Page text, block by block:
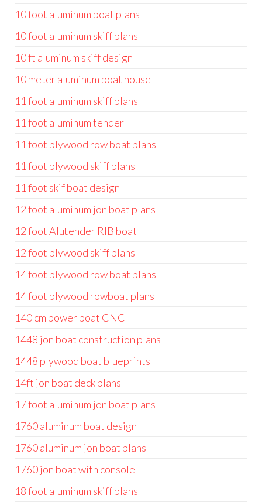
10 foot aluminum boat plans
10 foot aluminum skiff plans
10 ft aluminum skiff design
10 meter aluminum boat house
11 foot aluminum skiff plans
11 foot aluminum tender
11 foot plywood row boat plans
11 foot plywood skiff plans
11 foot skif boat design
12 foot aluminum jon boat plans
12 foot Alutender RIB boat
12 foot plywood skiff plans
14 foot plywood row boat plans
14 foot plywood rowboat plans
140 cm power boat CNC
1448 jon boat construction plans
1448 plywood boat blueprints
14ft jon boat deck plans
17 foot aluminum jon boat plans
1760 aluminum boat design
1760 aluminum jon boat plans
1760 jon boat with console
18 foot aluminum skiff plans